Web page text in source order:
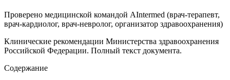
Проверено медицинской командой AIntermed (врач-терапевт,
врач-кардиолог, врач-невролог, организатор здравоохранения)
Клинические рекомендации Министерства здравоохранения
Российской Федерации. Полный текст документа.
Содержание